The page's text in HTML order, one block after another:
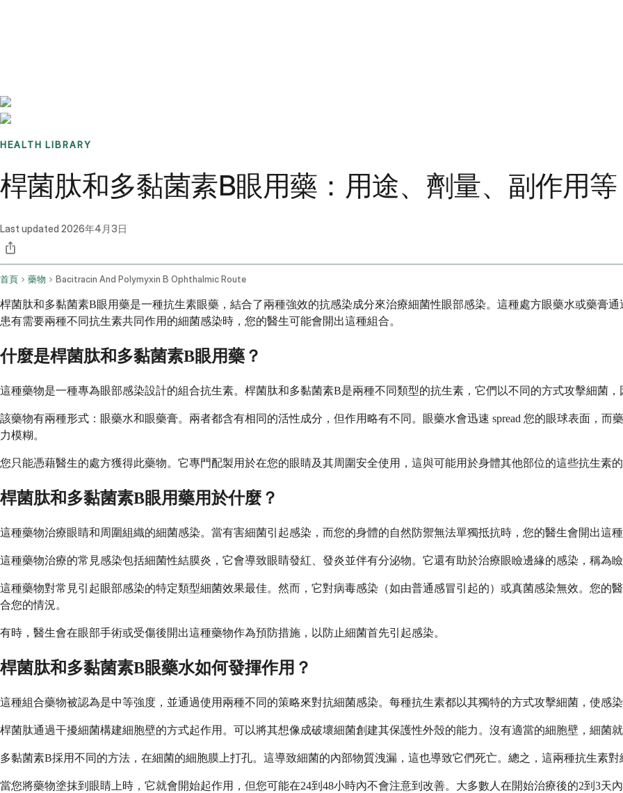
HEALTH LIBRARY
桿菌肽和多黏菌素B眼用藥：用途、劑量、副作用等
Last updated 2026年4月3日
首頁 藥物 Bacitracin And Polymyxin B Ophthalmic Route
桿菌肽和多黏菌素B眼用藥是一種抗生素眼藥，結合了兩種強效的抗感染成分來治療細菌性眼部感染。這種處方眼藥水或藥膏
患有需要兩種不同抗生素共同作用的細菌感染時，您的醫生可能會開出這種組合。
什麼是桿菌肽和多黏菌素B眼用藥？
這種藥物是一種專為眼部感染設計的組合抗生素。桿菌肽和多黏菌素B是兩種不同類型的抗生素，它們以不同的方式攻擊細菌
該藥物有兩種形式：眼藥水和眼藥膏。兩者都含有相同的活性成分，但作用略有不同。眼藥水會迅速 spread 您的眼球表面，
力模糊。
您只能憑藉醫生的處方獲得此藥物。它專門配製用於在您的眼睛及其周圍安全使用，這與可能用於身體其他部位的這些抗生素
桿菌肽和多黏菌素B眼用藥用於什麼？
這種藥物治療眼睛和周圍組織的細菌感染。當有害細菌引起感染，而您的身體的自然防禦無法單獨抵抗時，您的醫生會開出這
這種藥物治療的常見感染包括細菌性結膜炎，它會導致眼睛發紅、發炎並伴有分泌物。它還有助於治療眼瞼邊緣的感染，稱為
這種藥物對常見引起眼部感染的特定類型細菌效果最佳。然而，它對病毒感染（如由普通感冒引起的）或真菌感染無效。您的
合您的情況。
有時，醫生會在眼部手術或受傷後開出這種藥物作為預防措施，以防止細菌首先引起感染。
桿菌肽和多黏菌素B眼藥水如何發揮作用？
這種組合藥物被認為是中等強度，並通過使用兩種不同的策略來對抗細菌感染。每種抗生素都以其獨特的方式攻擊細菌，使感
桿菌肽通過干擾細菌構建細胞壁的方式起作用。可以將其想像成破壞細菌創建其保護性外殼的能力。沒有適當的細胞壁，細菌
多黏菌素B採用不同的方法，在細菌的細胞膜上打孔。這導致細菌的內部物質洩漏，這也導致它們死亡。總之，這兩種抗生素
當您將藥物塗抹到眼睛上時，它就會開始起作用，但您可能在24到48小時內不會注意到改善。大多數人在開始治療後的2到3天